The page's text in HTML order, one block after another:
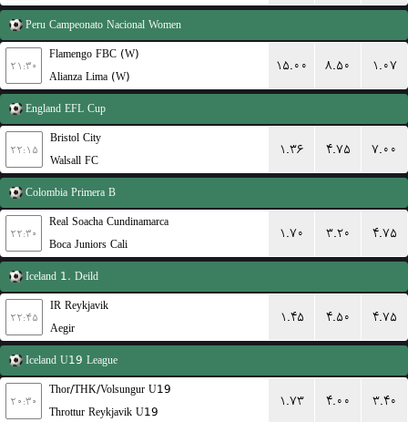
Peru Campeonato Nacional Women
۲۱:۳۰
Flamengo FBC (W)
Alianza Lima (W)
۱۵.۰۰ ۸.۵۰ ۱.۰۷
England EFL Cup
۲۲:۱۵
Bristol City
Walsall FC
۱.۳۶ ۴.۷۵ ۷.۰۰
Colombia Primera B
۲۲:۳۰
Real Soacha Cundinamarca
Boca Juniors Cali
۱.۷۰ ۳.۲۰ ۴.۷۵
Iceland 1. Deild
۲۲:۴۵
IR Reykjavik
Aegir
۱.۴۵ ۴.۵۰ ۴.۷۵
Iceland U19 League
۲۰:۳۰
Thor/THK/Volsungur U19
Throttur Reykjavik U19
۱.۷۳ ۴.۰۰ ۳.۴۰